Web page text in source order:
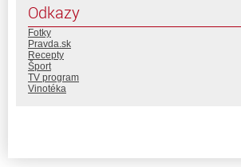
Odkazy
Fotky
Pravda.sk
Recepty
Šport
TV program
Vinotéka